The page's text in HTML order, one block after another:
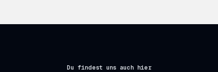
Du findest uns auch hier